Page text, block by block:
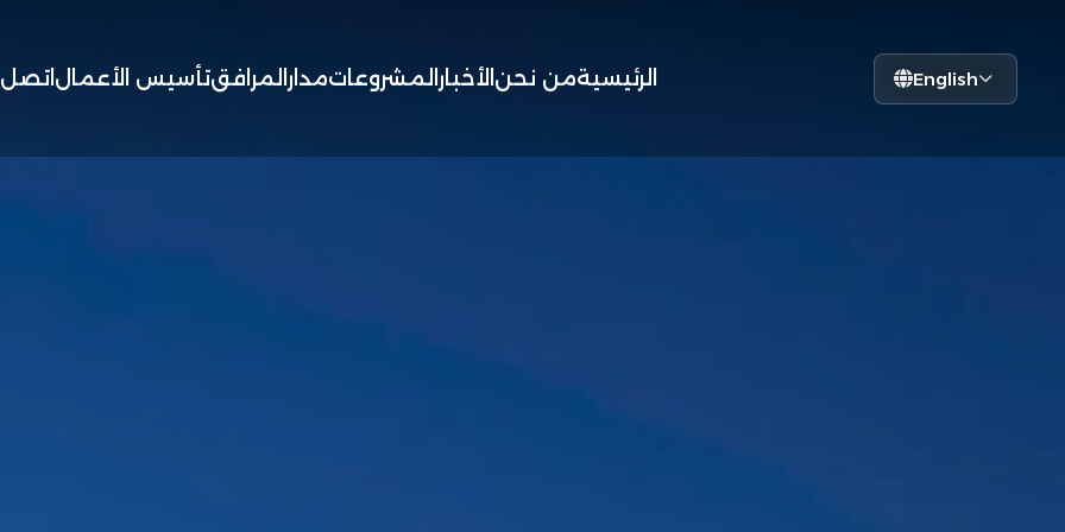
الرئيسيةمن نحن الأخبار المشروعاتمدار المرافقتأسيس الأعمال اتصل English